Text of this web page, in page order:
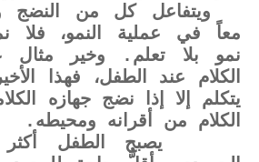
ويتفاعل كل من النضج
معاً في عملية النمو، فلا
نمو بلا تعلم. وخير
الكلام عند الطفل، فهذا
يتكلم إلا إذا نضج جهازه
الكلام من أقرانه ومحيطه.
يصبح الطفل أكثر